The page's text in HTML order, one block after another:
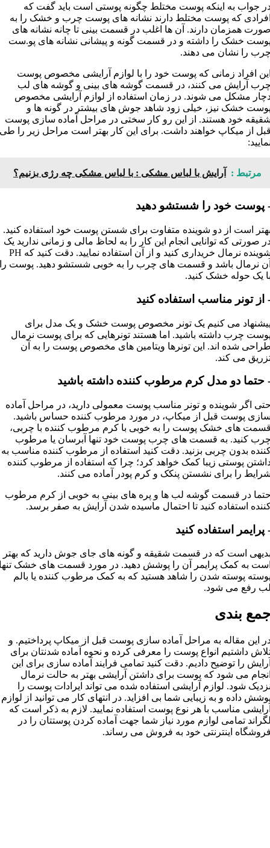
جواب به اینکه پوست مختلط چگونه پوستی است باید گفت که
که پوست مختلط دارند نشانه های پوست چرب و خشک را به
همزمان دارند. آن ها اغلب در قسمت بینی تا چانه نشانه های
خشک را داشته و در قسمت گونه و پیشانی نشانه های پو.ست
را نشان می دهند.
افراد زمانی که پوست خود را با لوازم آرایشی مخصوص پوست
آرایش می کنند، در قسمت گوشه های بینی و گوشه های لب
مشکل می شوند. در زمان استفاده از لوازم آرایشی مخصوص
خشک نیز، خیلی زود شاهد جوش های بیشتر در گونه ها و
خود هستند. از این رو کار سختی در مراحل آماده سازی پوست
از میکاپ خواهند داشت. برای این کار بهتر است مراحل زیر را طی
مرتبط : آرایش با لباس مشکی :‌ با لباس مشکی چه رژی بزنیم؟
پوست خود را شستشو دهید
است از دو شوینده متفاوت برای شستن پوست خود استفاده کنید.
صورتی که توانایی انجام این کار را به لحاظ مالی و زمانی ندارید یک
شوینده نرمال خریداری کنید و از آن استفاده نمایید. دقت کنید که PH
نرمال باشد و قسمت های چرب را به خوبی شستشو دهید. پوست را
یک حوله خشک کنید.
از تونر مناسب استفاده کنید
می کنیم یک تونر مخصوص پوست خشک و یک مدل برای
چرب داشته باشید. اما هستند تونرهایی که برای پوست نرمال
شده اند. این تونرها ویتامین های مخصوص پوست را به آن
می کند.
حتما دو مدل کرم مرطوب کننده داشته باشید
اگر شوینده و تونر مناسب پوست معمولی دارید، در مراحل آماده
پوست قبل از میکاپ، در مورد مرطوب کننده حساس باشید.
های خشک پوست را به خوبی با کرم مرطوب کننده با چربی،
کنید. به قسمت های چرب پوست خود تنها آبرسان یا مرطوب
بدون چربی بزنید. دقت کنید استفاده از مرطوب کننده مناسب به
پوستی زیبا کمک خواهد کرد؛ چرا که استفاده از مرطوب کننده
را برای نشستن پنکک و کرم پودر آماده می کنند.
در قسمت گوشه لب ها و پره های بینی به خوبی از کرم مرطوب
استفاده کنید تا احتمال ماسیده شدن آرایش به صفر برسد.
پرایمر استفاده کنید
است که در قسمت شقیقه و گونه های جای جوش دارید که بهتر
به کمک پرایمر آن را پوشش دهید. در مورد قسمت های خشک
پوسته شدن را شاهد هستید که به کمک مرطوب کننده یا بالم
رفع می شود.
بندی
این مقاله به مراحل آماده سازی پوست قبل از میکاپ پرداختیم. و
داشتیم انواع پوست را معرفی کرده و نحوه آماده شدنتان برای
را توضیح دادیم. دقت کنید تمامی فرایند آماده سازی برای این
می شود که پوست برای داشتن آرایشی بهتر به حالت نرمال
شود. لوازم آرایشی استفاده شده می تواند ایرادات پوست را
داده و به زیبایی شما بی افزاید. در انتهای کار می توانید از لوازم
مناسب با هر نوع پوست استفاده نمایید. لازم به ذکر است که
تمامی لوازم مورد نیاز شما جهت آماده کردن پوستتان را در
اینترنتی خود به فروش می رساند.